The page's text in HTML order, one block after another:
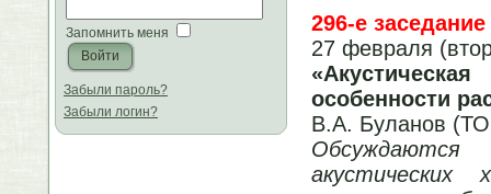
Запомнить меня
Забыли пароль?
Забыли логин?
296-е заседание
27 февраля
особенности
В.А. Буланов
акустических